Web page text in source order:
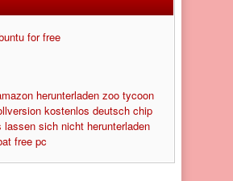
for free
herunterladen zoo tycoon
kostenlos deutsch chip
lassen sich nicht herunterladen
free pc